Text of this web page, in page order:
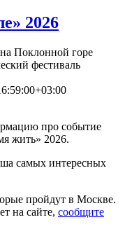
2026
Поклонной горе
фестиваль
про событие
жить» 2026.
самых интересных
пройдут в Москве.
на сайте, сообщите